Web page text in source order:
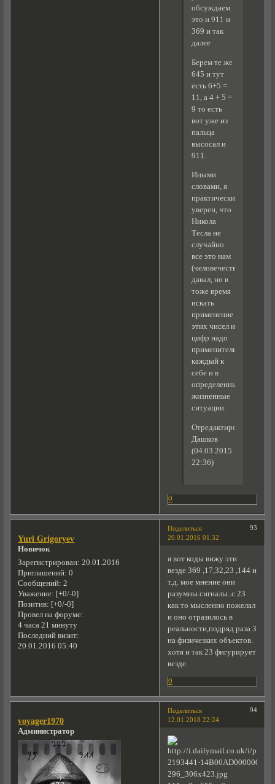
обсуждаем
это и 911 и
369 и так
далее
Берем те же
645 и тут
есть 6+5 =
11, а 4 + 5 =
9 то есть
вот уже из
пальца
высосал и
911.
Иными
словами, я
практически
уверен, что
Никола
Тесла не
случайно
все это нам
(человечеству)
давал, но в
тоже время
искать
применение
этих чисел и
цифр надо
применительно
каждый к
себе и в
определенные
жизненные
ситуации.
Отредактировано
Дашков
(04.03.2015
22:36)
0
Поделиться
93
20.01.2016 01:32
Yuri Grigoryev
Новичок
Зарегистрирован: 20.01.2016
Приглашений: 0
Сообщений: 2
Уважение: [+0/-0]
Позитив: [+0/-0]
Провел на форуме:
4 часа 21 минуту
Последний визит:
20.01.2016 05:40
я вот коды вижу эти
везде 369 ,17,32,23 ,144 и
т.д. мое мнение они
разумны.сигналы..с 23
как то мысленно пожелал
и оно отразилось в
реальности,подряд раза 3
на физичезких объектов.
хотя и так 23 фигурирует
везде.
0
Поделиться
94
12.01.2018 22:24
voyager1970
Администратор